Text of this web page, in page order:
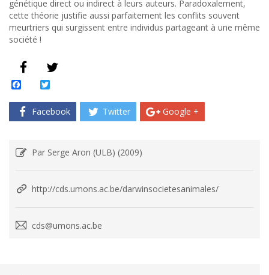
géné­tique direct ou indi­rect à leurs auteurs. Para­doxale­ment,
cette théorie jus­ti­fie aussi par­faite­ment les con­flits sou­vent
meur­tri­ers qui sur­gis­sent entre indi­vidus partageant à une même
société !
Facebook
Facebook Twitter Google +
Par Serge Aron (ULB) (2009)
http://cds.umons.ac.be/darwinsocietesanimales/
cds@umons.ac.be